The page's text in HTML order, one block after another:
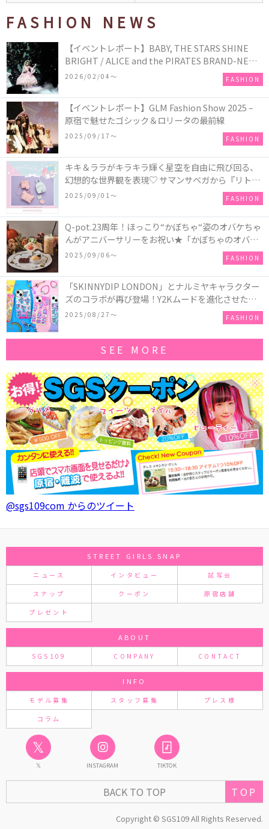
FASHION NEWS
【イベントレポート】BABY, THE STARS SHINE
BRIGHT / ALICE and the PIRATES BRAND-NEW
COLLECTION in TOKYO
2026/02/04〜 FASHION
【イベントレポート】GLM Fashion Show 2025 –
原宿で魅せたゴシック＆ロリータの最前線
2025/09/17〜 FASHION
キキ＆ララがキラキラ輝く星空を自由に飛び回る、
幻想的な世界観を表現♡ サマンサベガから『リトル
ツインスターズ』50周年アニバーサリーイヤー』を
2025/09/01〜 FASHION
Q-pot.23周年！ほっこり“かぼちゃ“姿のオバケちゃ
んがアニバーサリーをお祝い★「かぼちゃのオバケ
ーキアクセサリー」が新発売！Q-pot CAFE.では
「かぼちゃのオバケーキプレート」も登場
2025/09/06〜 FASHION
「SKINNYDIP LONDON」とナルミヤキャラクター
ズのコラボが再び登場！Y2Kムードを進化させた新
作コレクションを発売♪
2025/08/27〜 FASHION
SEE MORE
@sgs109com からのツイート
STREET GIRLS SNAP
ニュース インタビュー 試写会
スナップ クーポン 原宿店舗
プレゼント
ABOUT
SGS109 COMPANY CONTACT
INFO
モデル募集 スタッフ募集 プレス様
コラム
𝕏
𝕏 INSTAGRAM TIKTOK
BACK TO TOP
Copyright © SGS109 All Rights Reserved.
TOP